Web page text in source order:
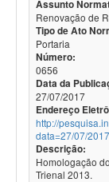
Assunto
Renovação de
Tipo de Ato
Portaria
Número:
0656
Data da
27/07/2017
Endereço
http://
data=27/07/
Descrição:
Homologação
Trienal 2013.